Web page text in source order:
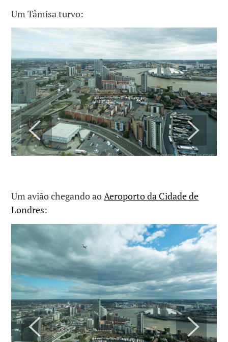
Um Tâmisa turvo:
Um avião chegando aoAeroporto da Cidade de
Londres: